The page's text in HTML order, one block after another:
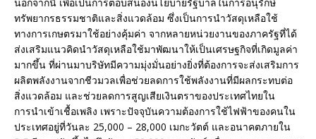
ทรัพยากรธรรมชาติและสิ่งแวดล้อม ซึ่งเป็นการนำวัสดุเหลือใช้
ทางการเกษตรมาใช้อย่างคุ้มค่า จากหลายหน่วยงานของภาครัฐที่ได้
ส่งเสริมแนวคิดนำวัสดุเหลือใช้มาพัฒนาให้เป็นเศรษฐกิจที่เกิดมูลค่า
มากขึ้น ที่ผ่านมาบริษัทมีความมุ่งมั่นอย่างยิ่งที่ต้องการจะส่งเสริมการ
ผลิตพลังงานจากชีวมวลเพื่อช่วยลดการใช้พลังงานที่มีผลกระทบต่อ
สิ่งแวดล้อม และช่วยลดการสูญเสียเงินตราของประเทศไทยใน
การนำเข้าเชื้อเพลิง เพราะปัจจุบันความต้องการใช้ไฟฟ้าของคนใน
ประเทศอยู่ที่วันละ 25,000 – 28,000 เมกะวัตต์ และอนาคตภายใน